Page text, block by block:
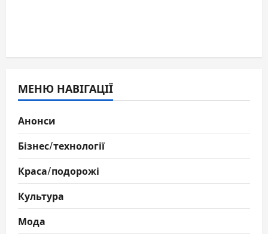
МЕНЮ НАВІГАЦІЇ
Анонси
Бізнес/технології
Краса/подорожі
Культура
Мода